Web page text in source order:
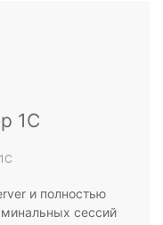
1С
и полностью
сессий